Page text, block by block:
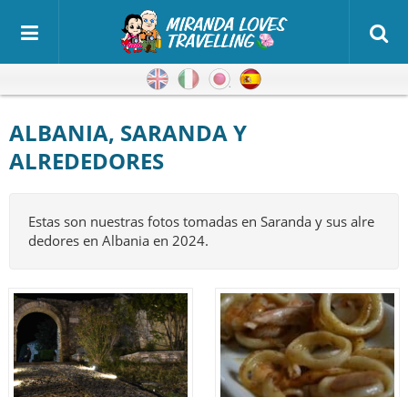
Inglés ItalianoJaponés
ALBANIA, SARANDA Y
ALREDEDORES
Estas son nuestras fotos tomadas en Saranda y sus alre
dedores en Albania en 2024.